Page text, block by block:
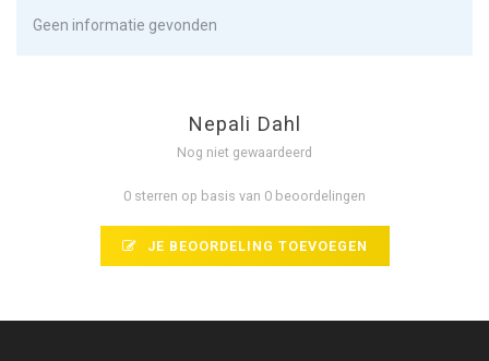
Geen informatie gevonden
Nepali Dahl
Nog niet gewaardeerd
0 sterren op basis van 0 beoordelingen
JE BEOORDELING TOEVOEGEN